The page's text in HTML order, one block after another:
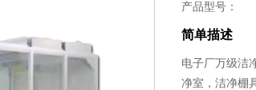
产品型号：
简单描述
电子厂万级洁
净室，洁净棚